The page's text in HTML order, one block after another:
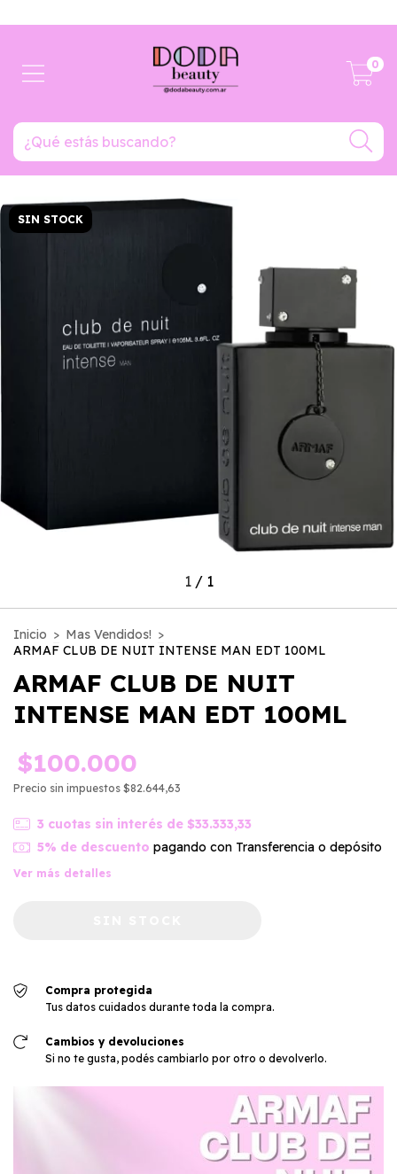
0
SIN STOCK
1/ 1
Inicio > Mas Vendidos! >
ARMAF CLUB DE NUIT INTENSE MAN EDT 100ML
ARMAF CLUB DE NUIT
INTENSE MAN EDT 100ML
$100.000
Precio sin impuestos $82.644,63
3 cuotas sin interés de $33.333,33
5% de descuento pagando con Transferencia o depósito
Ver más detalles
Compra protegida
Tus datos cuidados durante toda la compra.
Cambios y devoluciones
Si no te gusta, podés cambiarlo por otro o devolverlo.